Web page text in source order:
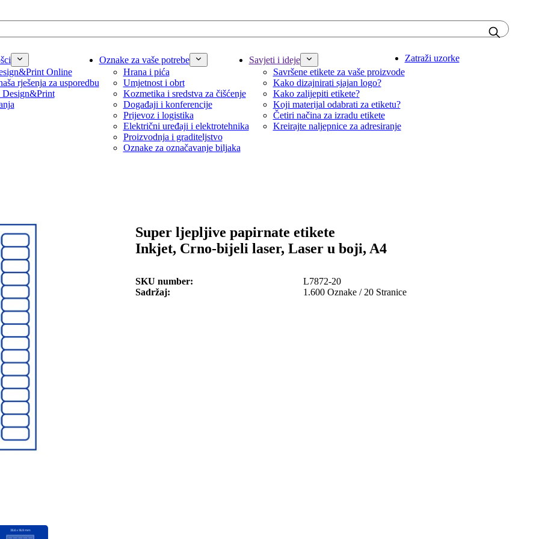
Online
rješenja za usporedbu
Design&Print
Oznake za vaše potrebe
Hrana i pića
Umjetnost i obrt
Kozmetika i sredstva za čišćenje
Događaji i konferencije
Prijevoz i logistika
Električni uređaji i elektrotehnika
Proizvodnja i graditeljstvo
Oznake za označavanje biljaka
Savjeti i ideje
Savršene etikete za vaše proizvode
Kako dizajnirati sjajan logo?
Kako zalijepiti etikete?
Koji materijal odabrati za etiketu?
Četiri načina za izradu etikete
Kreirajte naljepnice za adresiranje
Zatraži uzorke
Super ljepljive papirnate etikete
Inkjet, Crno-bijeli laser, Laser u boji, A4
SKU number
L7872-20
Sadržaj
1.600 Oznake / 20 Stranice